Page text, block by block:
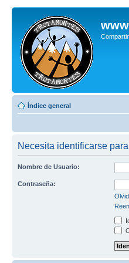
Índice general
Necesita identificarse
Nombre de Usuario:
Contraseña: